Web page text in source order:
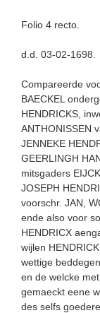
Folio 4 recto.
d.d. 03-02-1698.
Compareerde
BAECKEL
HENDRICKS,
ANTHONISSEN
JENNEKE
GEERLINGH
mitsgaders
JOSEPH
voorschr. JAN,
ende also voor
HENDRICX
wijlen
wettige
en de welcke
gemaeckt eene
des selfs